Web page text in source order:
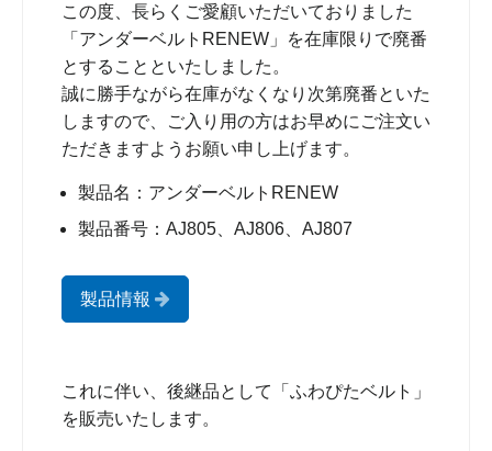
この度、長らくご愛顧いただいておりました
「アンダーベルトRENEW」を在庫限りで廃番
とすることといたしました。
誠に勝手ながら在庫がなくなり次第廃番といた
しますので、ご入り用の方はお早めにご注文い
ただきますようお願い申し上げます。
製品名：アンダーベルトRENEW
製品番号：AJ805、AJ806、AJ807
製品情報
これに伴い、後継品として「ふわぴたベルト」
を販売いたします。